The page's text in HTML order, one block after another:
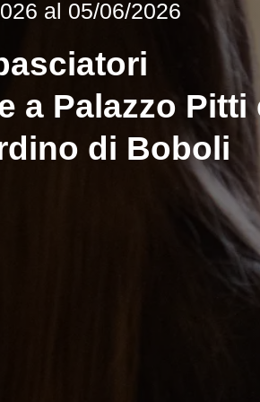
al 05/06/2026
a Palazzo Pitti
di Boboli